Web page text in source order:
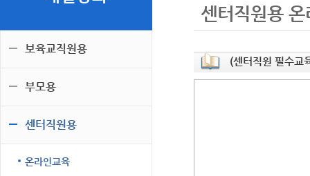
보육교직원용
부모용
센터직원용
온라인교육
센터직원용
(센터직원 필수교